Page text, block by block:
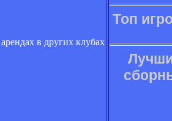
в других клубах
Топ